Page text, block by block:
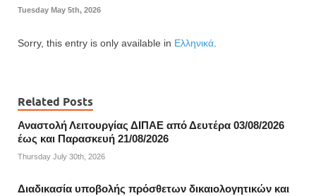
Tuesday May 5th, 2026
Sorry, this entry is only available in Ελληνικά
Related Posts
Αναστολή Λειτουργίας ΔΙΠΑΕ από Δευτέρα 03/08/2026
έως και Παρασκευή 21/08/2026
Thursday July 30th, 2026
Διαδικασία υποβολής πρόσθετων δικαιολογητικών και